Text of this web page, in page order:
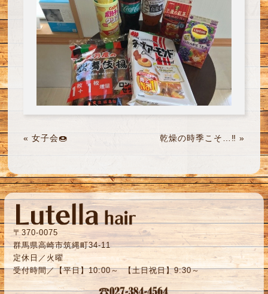
« 女子会🍩 乾燥の時季こそ…‼︎ »
〒370-0075
群馬県高崎市筑縄町34-11
定休日／火曜
受付時間／【平日】10:00～ 【土日祝日】9:30～